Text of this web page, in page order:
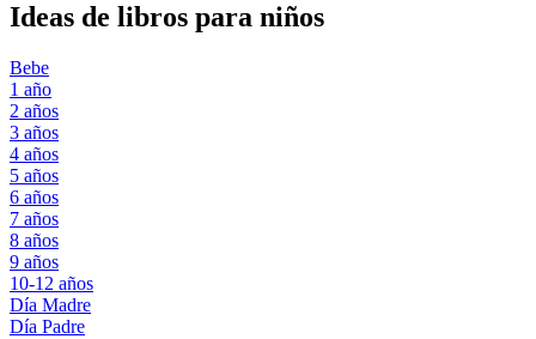
Ideas de libros para niños
Bebe
1 año
2 años
3 años
4 años
5 años
6 años
7 años
8 años
9 años
10-12 años
Día Madre
Día Padre